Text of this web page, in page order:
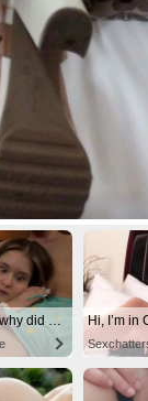
Stepbrother, why did you show me your dick? Now I want to fuck you with my wet pussy Hi, I’m in